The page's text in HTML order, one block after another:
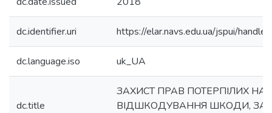
dc.identifier.uri https://elar.navs.edu.ua/jspui/
dc.language.iso uk_UA
dc.title
ЗАХИСТ ПРАВ ПОТЕРПІЛИХ НА
ВІДШКОДУВАННЯ ШКОДИ,